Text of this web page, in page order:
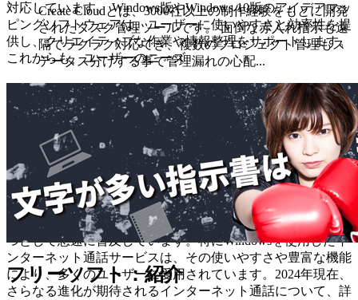
対応しています。 Windows版やWindows 10版のアイデアマッ
ピングソフトウェアは、ユーザーに使いやすさと効率性を提
供し、クリエイティブな作業や情報整理をサポートします。
これからも、ユーザーのニーズ
インターネット通話は、現代のコミュニケーション手段の一
つとして急速に普及しています。特にWindowsを使用したイ
ンターネット通話サービスは、その使いやすさや豊富な機能
により、多くのユーザーに愛用されています。2024年現在、
さらなる進化が期待されるインターネット通話について、詳
Create Cloudとは、3000社以上の制作経験をもとに開発
されたタスク管理ツールです。 面倒な赤入れ指示も遠
隔でラクラク対応でき、複数のプロジェクト管理もス
テータス分けする事で管理漏れの心配...
フリーソフト：紹介